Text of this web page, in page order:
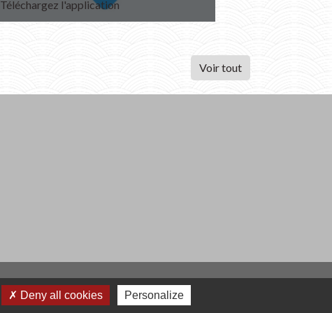
Téléchargez l'application
Voir tout
Deny all cookies Personalize